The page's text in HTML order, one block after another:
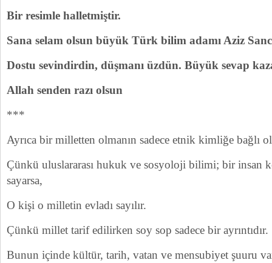
Bir resimle halletmiştir.
Sana selam olsun büyük Türk bilim adamı Aziz
Dostu sevindirdin, düşmanı üzdün. Büyük sevap
Allah senden razı olsun
***
Ayrıca bir milletten olmanın sadece etnik kimliğe bağlı
Çünkü uluslararası hukuk ve sosyoloji bilimi; bir insan
sayarsa,
O kişi o milletin evladı sayılır.
Çünkü millet tarif edilirken soy sop sadece bir ayrıntıdır.
Bunun içinde kültür, tarih, vatan ve mensubiyet şuuru